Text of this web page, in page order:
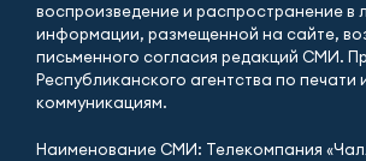
воспроизведение и распространение
информации, размещенной на сайте,
письменного согласия редакций СМИ.
Республиканского агентства по печати
коммуникациям.
Наименование СМИ: Телекомпания